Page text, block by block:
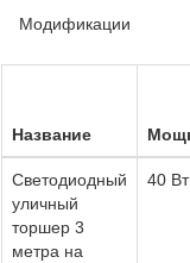
Модификации
Название
Светодиодный
уличный
торшер 3
метра на
40 Вт